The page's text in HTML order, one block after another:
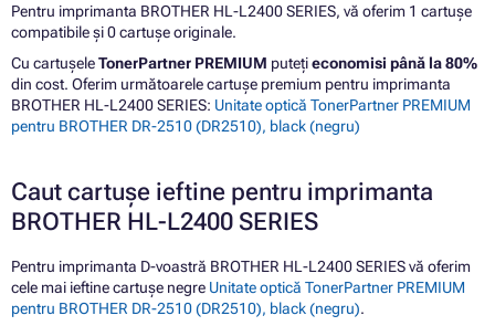
Pentru imprimanta BROTHER HL-L2400 SERIES, vă oferim 1 cartușe
compatibile și 0 cartușe originale.
Cu cartușeleTonerPartner PREMIUM putețieconomisi până la 80%
din cost. Oferim următoarele cartușe premium pentru imprimanta
BROTHER HL-L2400 SERIES: Unitate optică TonerPartner PREMIUM
pentru BROTHER DR-2510 (DR2510), black (negru)
Caut cartușe ieftine pentru imprimanta
BROTHER HL-L2400 SERIES
Pentru imprimanta D-voastră BROTHER HL-L2400 SERIES vă oferim
cele mai ieftine cartușe negre Unitate optică TonerPartner PREMIUM
pentru BROTHER DR-2510 (DR2510), black (negru).